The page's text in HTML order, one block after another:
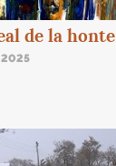
de la honte
2025